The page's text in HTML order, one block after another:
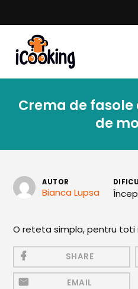
Retete
Toate Reţetele
Aperitive Calde
Aperitive Reci
Mezeluri
Crema de
de
AUTOR
Bianca Lupsa
O reteta simpla, pentru toti
SHARE
EMAIL